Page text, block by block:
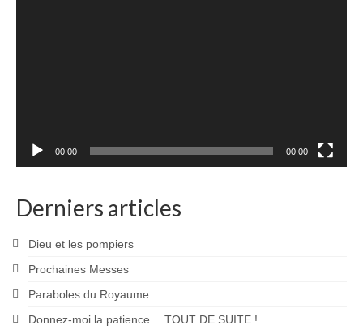
00:00 00:00
Derniers articles
Dieu et les pompiers
Prochaines Messes
Paraboles du Royaume
Donnez-moi la patience… TOUT DE SUITE !